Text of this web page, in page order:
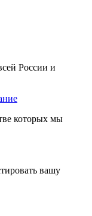
России и
которых мы
вашу